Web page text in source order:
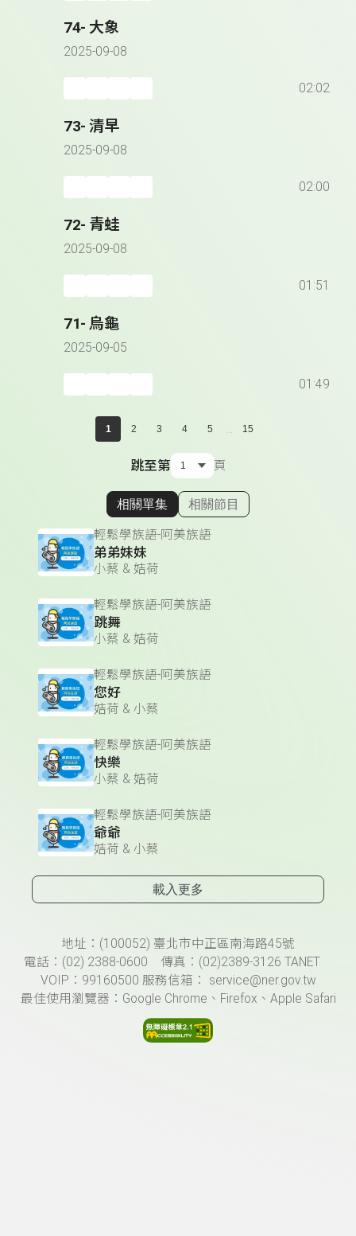
74- 大象
2025-09-08
02:02
73- 清早
2025-09-08
02:00
72- 青蛙
2025-09-08
01:51
71- 烏龜
2025-09-05
01:49
1 2 3 4 5 ... 15
跳至第 頁
顯示相關單集
相關單集 相關節目
輕鬆學族語-阿美族語
弟弟妹妹
小蔡 & 姞荷
輕鬆學族語-阿美族語
跳舞
小蔡 & 姞荷
輕鬆學族語-阿美族語
您好
姞荷 & 小蔡
輕鬆學族語-阿美族語
快樂
小蔡 & 姞荷
輕鬆學族語-阿美族語
爺爺
姞荷 & 小蔡
載入更多
頁尾資訊地址：(100052) 臺北市中正區南海路45號
電話：(02) 2388-0600 傳真：(02)2389-3126 TANET
VOIP：99160500 服務信箱： service@ner.gov.tw
最佳使用瀏覽器：Google Chrome、Firefox、Apple Safari